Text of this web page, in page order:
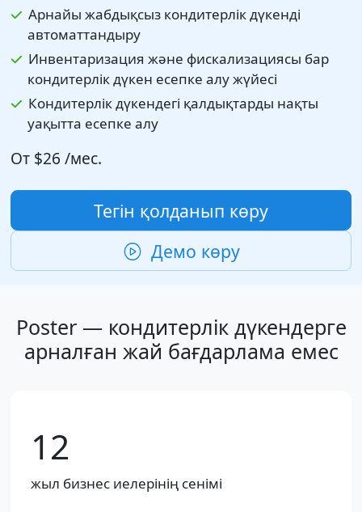
Арнайы жабдықсыз кондитерлік дүкенді
автоматтандыру
Инвентаризация және фискализациясы бар
кондитерлік дүкен есепке алу жүйесі
Кондитерлік дүкендегі қалдықтарды нақты
уақытта есепке алу
От $26 /мес.
Тегін қолданып көру
Демо көру
Poster — кондитерлік дүкендерге
арналған жай бағдарлама емес
12
жыл бизнес иелерінің сенімі